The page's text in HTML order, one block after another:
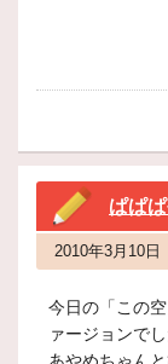
ぱぱ
2010年3月10日
今日の「この
ァージョンでし